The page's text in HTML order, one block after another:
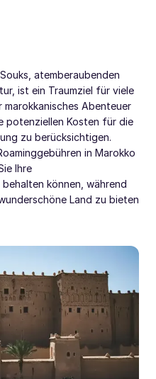
atemberaubenden
ist ein Traumziel für viele
marokkanisches Abenteuer
potenziellen Kosten für die
zu berücksichtigen.
in Marokko
Ihre
können, während
Land zu bieten